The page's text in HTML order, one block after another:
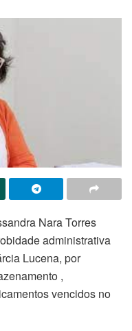
Nara Torres
administrativa
Lucena, por
,
vencidos no